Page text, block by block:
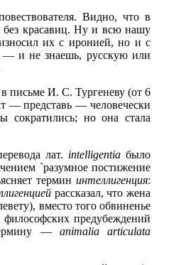
Видно, что в
без красавиц. Ну и всю нашу
их с иронией, но и с
— и не знаешь, русскую или
письме И. С. Тургеневу (от 6
— представь — человечески
сократились; но она стала
лат. intelligentiaбыло
`разумное постижение
термин интеллигенция:
рассказал, что жена
вместо того обвиненье
предубеждений
— animalia articulata